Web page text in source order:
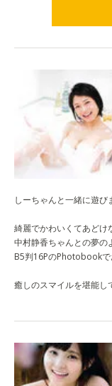
しーちゃんと一緒に遊
綺麗でかわいくてあどけ
中村静香ちゃんとの夢の
B5判16PのPhotobookで
癒しのスマイルを堪能し